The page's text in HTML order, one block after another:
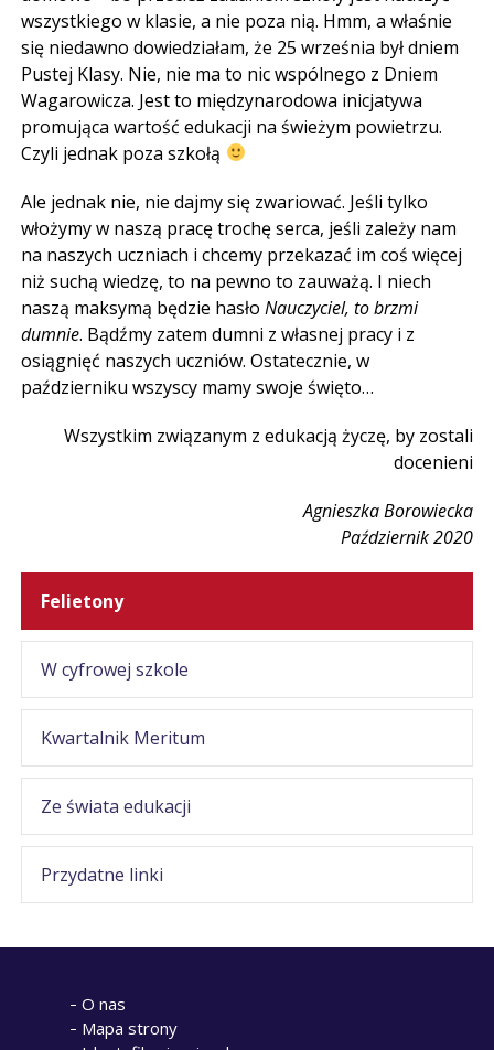
wszystkiego w klasie, a nie poza nią. Hmm, a właśnie
się niedawno dowiedziałam, że 25 września był dniem
Pustej Klasy. Nie, nie ma to nic wspólnego z Dniem
Wagarowicza. Jest to międzynarodowa inicjatywa
promująca wartość edukacji na świeżym powietrzu.
Czyli jednak poza szkołą
Ale jednak nie, nie dajmy się zwariować. Jeśli tylko
włożymy w naszą pracę trochę serca, jeśli zależy nam
na naszych uczniach i chcemy przekazać im coś więcej
niż suchą wiedzę, to na pewno to zauważą. I niech
naszą maksymą będzie hasłoNauczyciel, to brzmi
dumnie. Bądźmy zatem dumni z własnej pracy i z
osiągnięć naszych uczniów. Ostatecznie, w
październiku wszyscy mamy swoje święto…
Wszystkim związanym z edukacją życzę, by zostali
docenieni
Agnieszka Borowiecka
Październik 2020
Felietony
W cyfrowej szkole
Kwartalnik Meritum
Ze świata edukacji
Przydatne linki
O nas
Mapa strony